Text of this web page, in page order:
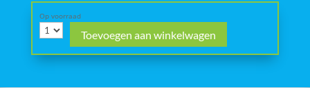
Op voorraad
Toevoegen aan winkelwagen